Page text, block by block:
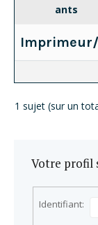
ants
1 sujet (sur un
Votre profil
Identifiant: